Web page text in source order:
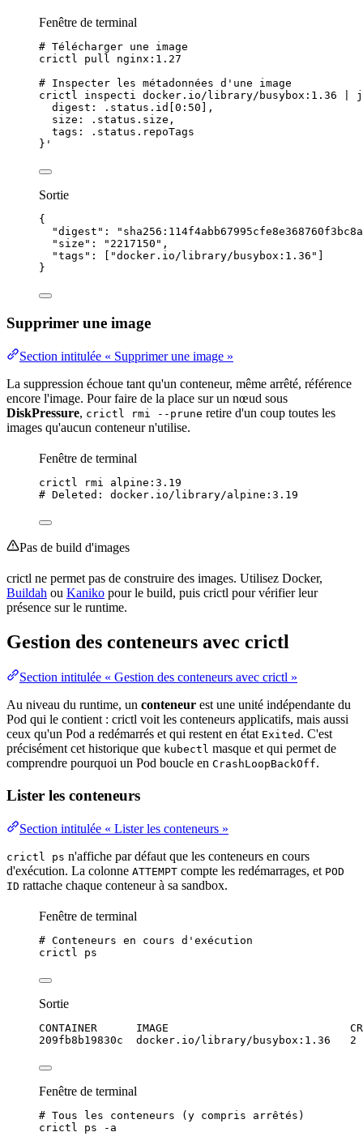
Fenêtre de terminal
# Télécharger une image
crictl
pull
nginx:1.27
# Inspecter les métadonnées d'une image
crictl
inspecti docker.io/library/busybox:1.36
digest: .status.id[0:50],
size: .status.size,
tags: .status.repoTags
} '
Sortie
{
"digest" : "
"size" : " 2217150 " ,
"tags" : [ "docker.io/library/busybox:1.36 "
}
Supprimer une image
Section intitulée « Supprimer une image »
La suppression échoue tant qu'un conteneur, même arrêté, référence
encore l'image. Pour faire de la place sur un nœud sous
DiskPressure, crictl rmi --prune retire d'un coup toutes les
images qu'aucun conteneur n'utilise.
Fenêtre de terminal
crictl rmi
alpine:3.19
# Deleted: docker.io/library/alpine:3.19
Pas de build d'images
crictl ne permet pas de construire des images. Utilisez Docker,
Buildah ou Kaniko pour le build, puis crictl pour vérifier leur
présence sur le runtime.
Gestion des conteneurs avec crictl
Section intitulée « Gestion des conteneurs avec crictl »
Au niveau du runtime, un conteneur est une unité indépendante du
Pod qui le contient : crictl voit les conteneurs applicatifs, mais aussi
ceux qu'un Pod a redémarrés et qui restent en état Exited . C'est
précisément cet historique que kubectl masque et qui permet de
comprendre pourquoi un Pod boucle en CrashLoopBackOff.
Lister les conteneurs
Section intitulée « Lister les conteneurs »
crictl ps n'affiche par défaut que les conteneurs en cours
d'exécution. La colonne ATTEMPT compte les redémarrages, et POD
ID rattache chaque conteneur à sa sandbox.
Fenêtre de terminal
# Conteneurs en cours d'exécution
crictl
ps
Sortie
CONTAINER      IMAGE
209fb8b19830c  docker.io/library/busybox:1.36
Fenêtre de terminal
# Tous les conteneurs (y compris arrêtés)
crictl
ps
-a